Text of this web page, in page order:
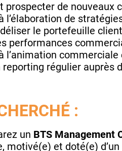
prospecter de nouveaux
l’élaboration de
le portefeuille
performances
l’animation
reporting régulier auprès
:
un BTS Management
motivé(e) et doté(e)